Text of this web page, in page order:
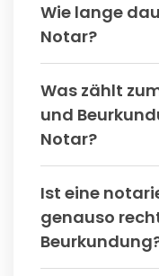
Wie lange
Notar?
Was zählt
und
Notar?
Ist eine
genauso